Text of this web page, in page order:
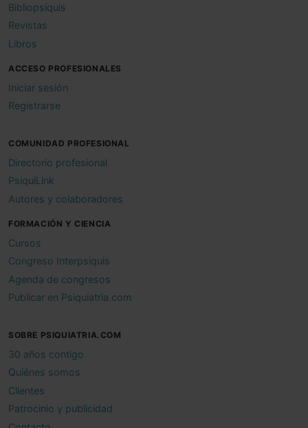
Bibliopsiquis
Revistas
Libros
ACCESO PROFESIONALES
Iniciar sesión
Registrarse
COMUNIDAD PROFESIONAL
Directorio profesional
PsiquiLink
Autores y colaboradores
FORMACIÓN Y CIENCIA
Cursos
Congreso Interpsiquis
Agenda de congresos
Publicar en Psiquiatria.com
SOBRE PSIQUIATRIA.COM
30 años contigo
Quiénes somos
Clientes
Patrocinio y publicidad